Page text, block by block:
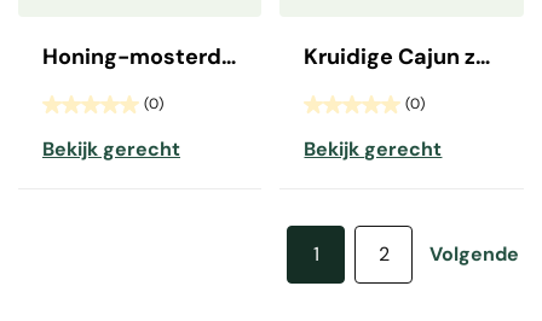
Honing-mosterd zalmmoot
(0)
Bekijk gerecht
Kruidige Cajun zalm
(0)
Bekijk gerecht
1 2 Volgende